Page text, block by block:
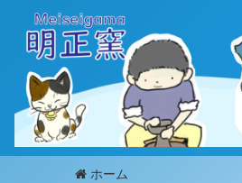
ホーム